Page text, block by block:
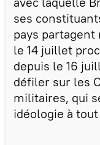
ses
pays partagent
le 14 juillet
depuis le 16
défiler sur les
militaires, qui
idéologie à